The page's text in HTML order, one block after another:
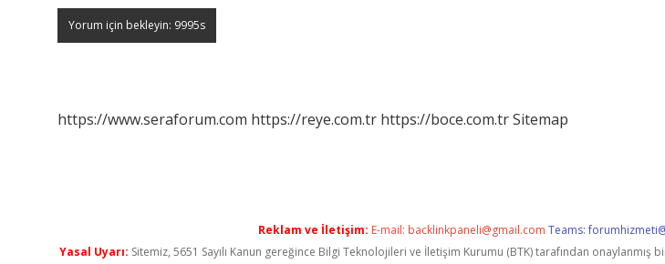
https://www.seraforum.com https://reye.com.tr https://boce.com.trSitemap
Reklam ve İletişim: E-mail: backlinkpaneli@gmail.com Teams:
Yasal Uyarı: Sitemiz, 5651 Sayılı Kanun gereğince Bilgi Teknolojileri ve İletişim Kurumu (BTK) tarafından